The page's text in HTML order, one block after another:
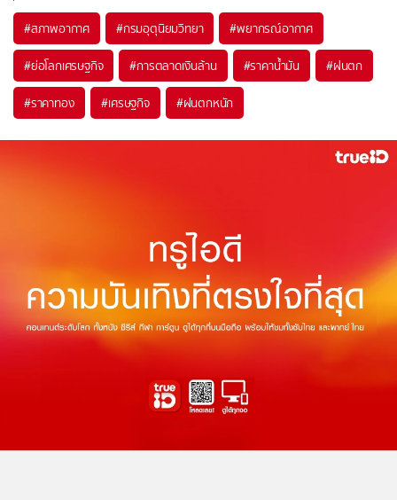
#สภาพอากาศ #กรมอุตุนิยมวิทยา #พยากรณ์อากาศ
#ย่อโลกเศรษฐกิจ #การตลาดเงินล้าน #ราคาน้ำมัน #ฝนตก
#ราคาทอง #เศรษฐกิจ #ฝนตกหนัก